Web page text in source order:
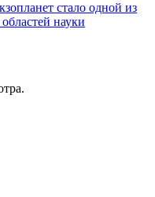
стало одной из
науки